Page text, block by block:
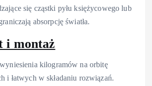
się cząstki pyłu księżycowego lub
absorpcję światła.
i montaż
kilogramów na orbitę
i łatwych w składaniu rozwiązań.